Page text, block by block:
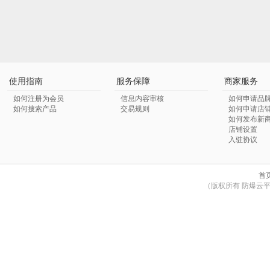
使用指南
如何注册为会员
如何搜索产品
服务保障
信息内容审核
交易规则
商家服务
如何申请品
如何申请店
如何发布新
店铺设置
入驻协议
首
（版权所有 防爆